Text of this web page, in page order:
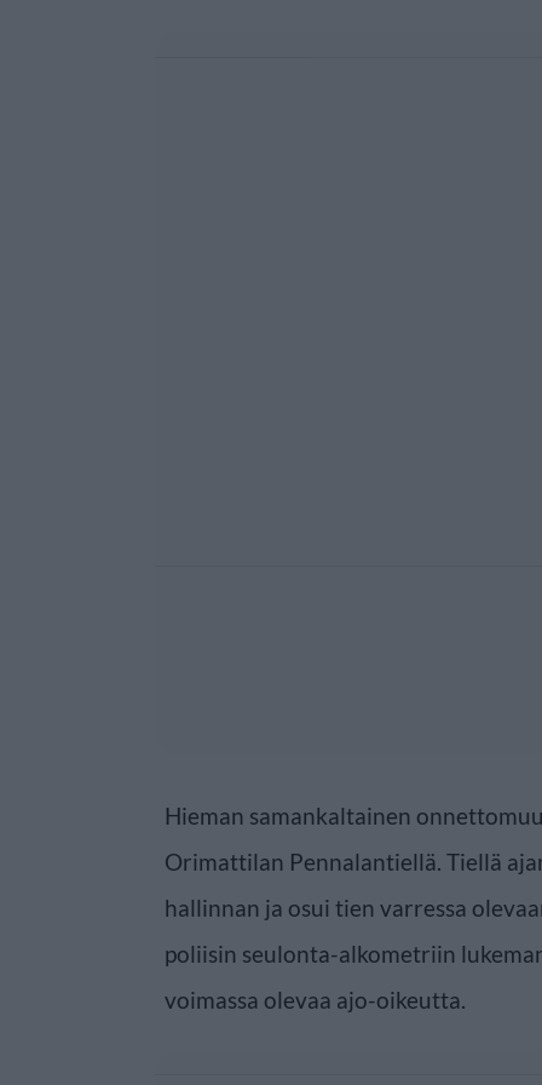
Hieman samankaltainen
Orimattilan Pennalantiellä. Tiellä
hallinnan ja osui tien varressa
poliisin seulonta-alkometriin
voimassa olevaa ajo-oikeutta.